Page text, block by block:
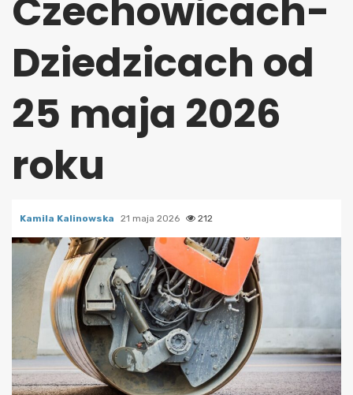
Czechowicach-
Dziedzicach od
25 maja 2026
roku
Kamila Kalinowska 21 maja 2026 212